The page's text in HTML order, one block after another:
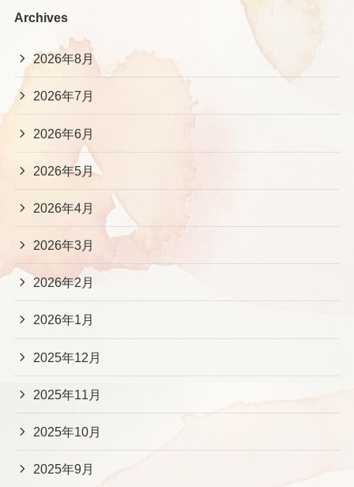
Archives
2026年8月
2026年7月
2026年6月
2026年5月
2026年4月
2026年3月
2026年2月
2026年1月
2025年12月
2025年11月
2025年10月
2025年9月